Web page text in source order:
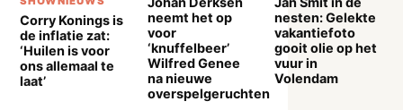
Corry Konings is
de inflatie zat:
‘Huilen is voor
ons allemaal te
laat’
neemt het op
voor
‘knuffelbeer’
Wilfred Genee
na nieuwe
overspelgeruchten
nesten: Gelekte
vakantiefoto
gooit olie op het
vuur in
Volendam